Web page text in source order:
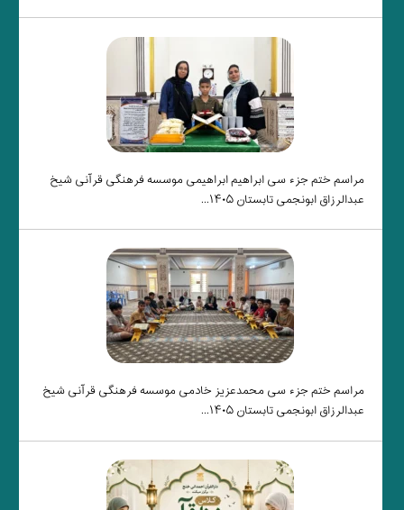
مراسم ختم جزء سی ابراهیم ابراهیمی موسسه فرهنگی قرآنی شیخ
عبدالرزاق ابونجمی تابستان ۱۴۰۵...
مراسم ختم جزء سی محمدعزیز خادمی موسسه فرهنگی قرآنی شیخ
عبدالرزاق ابونجمی تابستان ۱۴۰۵...